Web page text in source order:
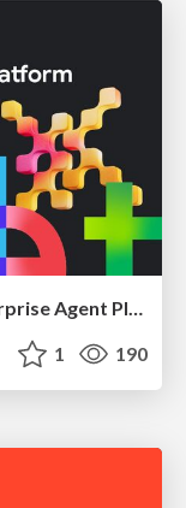
AI ネイティブな組織に Gemini Enterprise Agent Platform がなぜ必要なのか
1 190